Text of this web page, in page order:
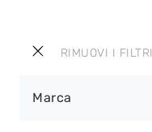
RIMUOVI I FILTRI
Marca